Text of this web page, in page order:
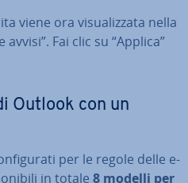
viene ora vi­sua­liz­za­ta nella
Fai clic su “Applica”
Outlook con un
per le regole delle e-
in totale 8 modelli per